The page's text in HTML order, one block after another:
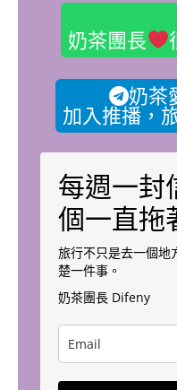
奶茶團長
奶茶
加入推播，
每週一封
個一直拖
旅行不只是去一個地
楚一件事。
奶茶團長 Difeny